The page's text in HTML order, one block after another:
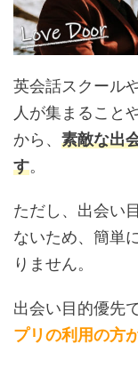
英会話スクール
人が集まること
から、 素敵な出
す。
ただし、出会い
ないため、簡単
りません。
出会い目的優先
プリの利用の方